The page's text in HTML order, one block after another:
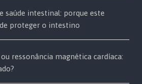
saúde intestinal: porque este
proteger o intestino
ressonância magnética cardíaca: